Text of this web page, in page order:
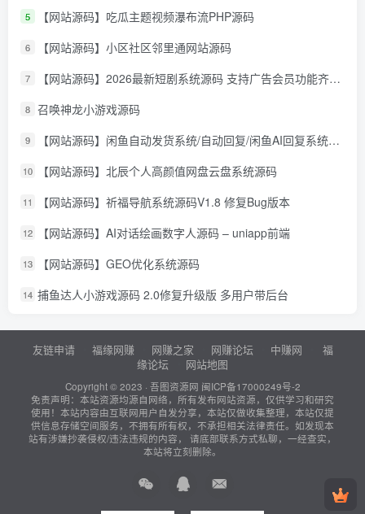
5 【网站源码】吃瓜主题视频瀑布流PHP源码
6 【网站源码】小区社区邻里通网站源码
7 【网站源码】2026最新短剧系统源码 支持广告会员功能齐全短剧源码
8 召唤神龙小游戏源码
9 【网站源码】闲鱼自动发货系统/自动回复/闲鱼AI回复系统源码
10 【网站源码】北辰个人高颜值网盘云盘系统源码
11 【网站源码】祈福导航系统源码V1.8 修复Bug版本
12 【网站源码】AI对话绘画数字人源码 – uniapp前端
13 【网站源码】GEO优化系统源码
14 捕鱼达人小游戏源码 2.0修复升级版 多用户带后台
友链申请 福缘网赚 网赚之家 网赚论坛 中赚网
福
缘论坛
网站地图
Copyright © 2023 · 吾图资源网 闽ICP备17000249号-2
免责声明：本站资源均源自网络，所有发布网站资源，仅供学习和研究
使用！本站内容由互联网用户自发分享，本站仅做收集整理，本站仅提
供信息存储空间服务，不拥有所有权，不承担相关法律责任。如发现本
站有涉嫌抄袭侵权/违法违规的内容， 请底部联系方式私聊，一经查实，
本站将立刻删除。